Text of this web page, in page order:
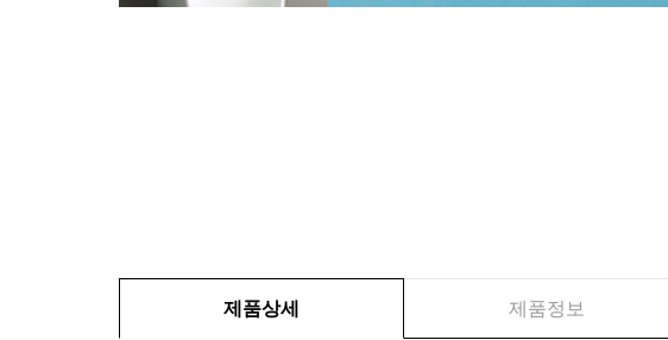
제품상세 제품정보